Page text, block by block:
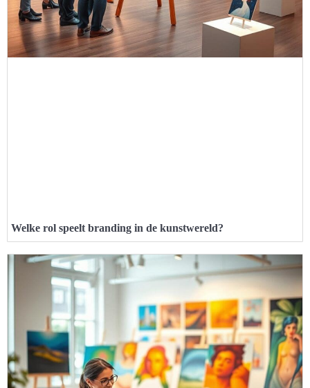
Welke rol speelt branding in de kunstwereld?